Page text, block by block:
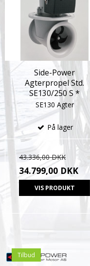
Side-Power
Agterpropel Std.
SE130/250 S *
SE130 Agter
På lager
43.336,00 DKK
34.799,00 DKK
VIS PRODUKT
Tilbud